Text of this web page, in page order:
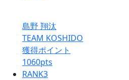
島野 翔汰
TEAM KOSHIDO
獲得ポイント
1060pts
RANK3